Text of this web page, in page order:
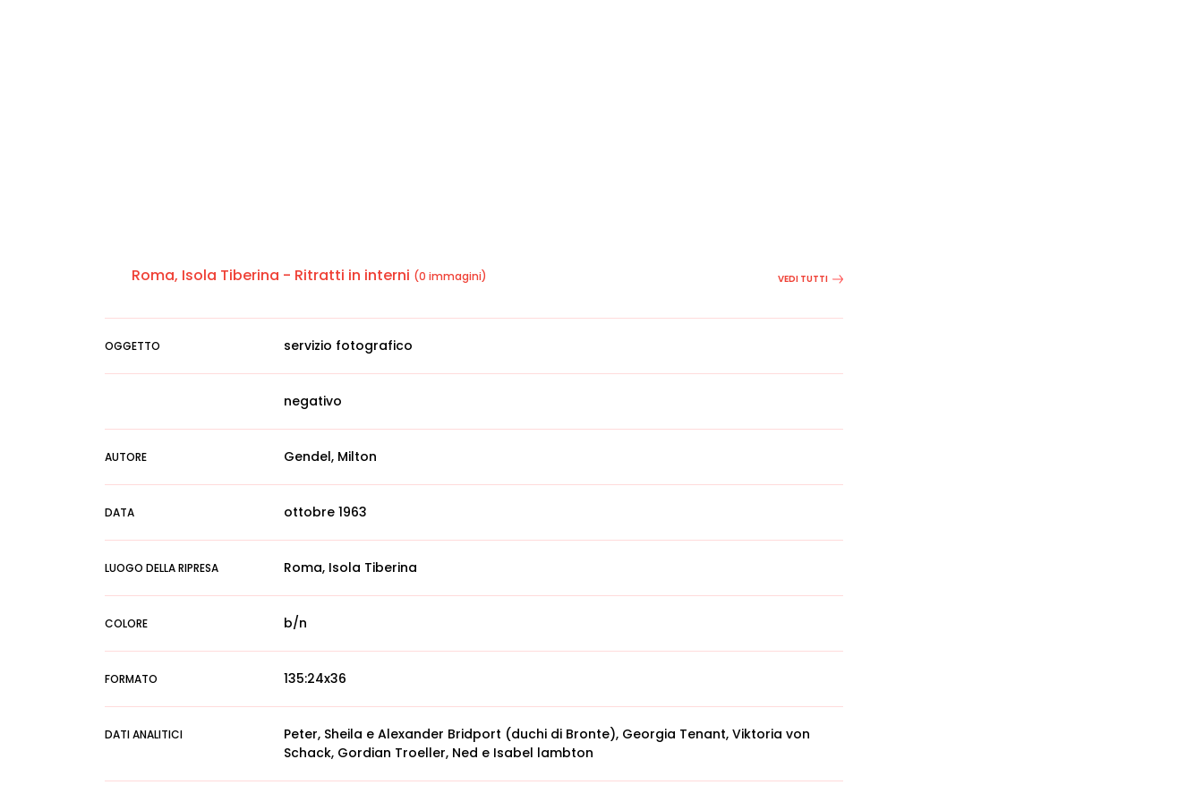
Roma, Isola Tiberina - Ritratti in interni (0 immagini) VEDI TUTTI
OGGETTO servizio fotografico
negativo
AUTORE Gendel, Milton
DATA ottobre 1963
LUOGO DELLA RIPRESA Roma, Isola Tiberina
COLORE b/n
FORMATO 135:24x36
DATI ANALITICI
Peter, Sheila e Alexander Bridport (duchi di Bronte), Georgia Tenant, Viktoria von
Schack, Gordian Troeller, Ned e Isabel lambton